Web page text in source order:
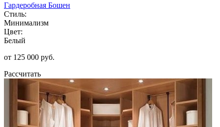
Гардеробная Бошен
Стиль:
Минимализм
Цвет:
Белый
от 125 000 руб.
Рассчитать